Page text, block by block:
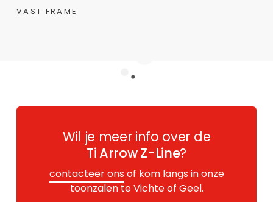
VAST FRAME
Wil je meer info over de
Ti Arrow Z-Line?
contacteer ons of kom langs in onze
toonzalen te Vichte of Geel.